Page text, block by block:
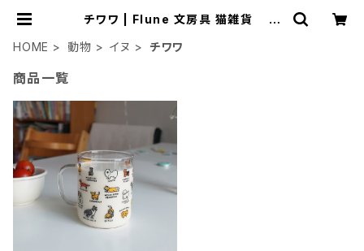
チワワ | Flune 文房具 猫雑貨 ナ
ノネコ
HOME 動物 イヌ チワワ
商品一覧